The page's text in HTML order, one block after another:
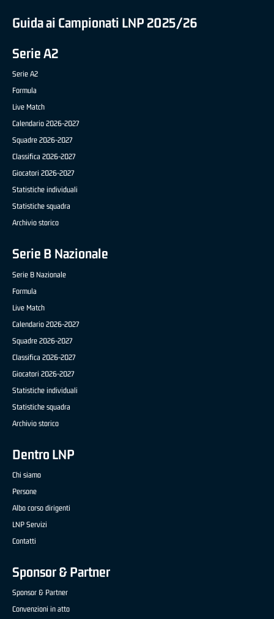
Guida ai Campionati LNP 2025/26
Serie A2
Serie A2
Formula
Live Match
Calendario 2026-2027
Squadre 2026-2027
Classifica 2026-2027
Giocatori 2026-2027
Statistiche individuali
Statistiche squadra
Archivio storico
Serie B Nazionale
Serie B Nazionale
Formula
Live Match
Calendario 2026-2027
Squadre 2026-2027
Classifica 2026-2027
Giocatori 2026-2027
Statistiche individuali
Statistiche squadra
Archivio storico
Dentro LNP
Chi siamo
Persone
Albo corso dirigenti
LNP Servizi
Contatti
Sponsor & Partner
Sponsor & Partner
Convenzioni in atto